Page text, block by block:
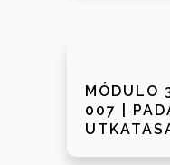
MÓDULO
007 |